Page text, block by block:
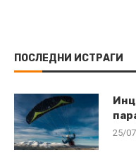
ПОСЛЕДНИ ИСТРАГИ
25/